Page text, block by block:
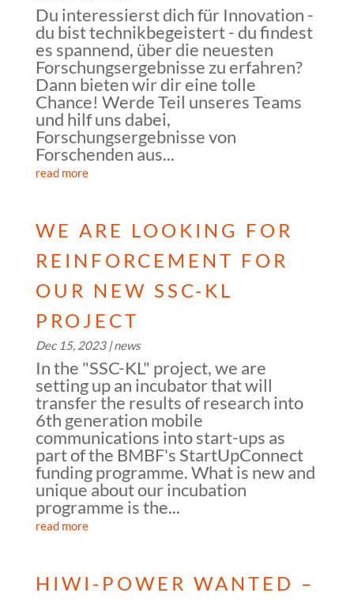
Du interessierst dich für Innovation -
du bist technikbegeistert - du findest
es spannend, über die neuesten
Forschungsergebnisse zu erfahren?
Dann bieten wir dir eine tolle
Chance! Werde Teil unseres Teams
und hilf uns dabei,
Forschungsergebnisse von
Forschenden aus...
read more
WE ARE LOOKING FOR
REINFORCEMENT FOR
OUR NEW SSC-KL
PROJECT
Dec 15, 2023|news
In the "SSC-KL" project, we are
setting up an incubator that will
transfer the results of research into
6th generation mobile
communications into start-ups as
part of the BMBF's StartUpConnect
funding programme. What is new and
unique about our incubation
programme is the...
read more
HIWI-POWER WANTED –